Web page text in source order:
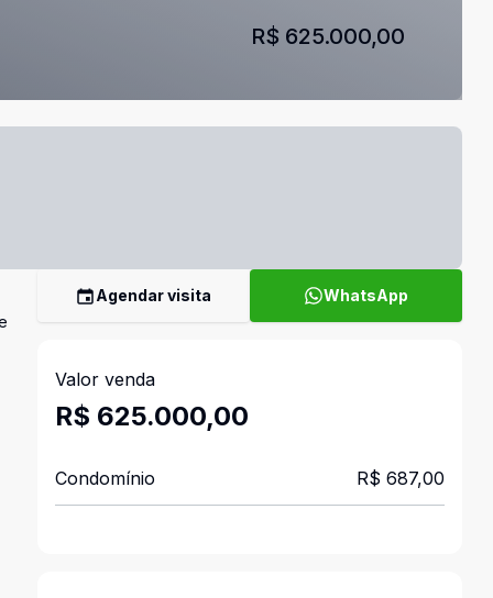
R$ 625.000,00
Agendar visita WhatsApp
Valor venda
R$ 625.000,00
Condomínio R$ 687,00